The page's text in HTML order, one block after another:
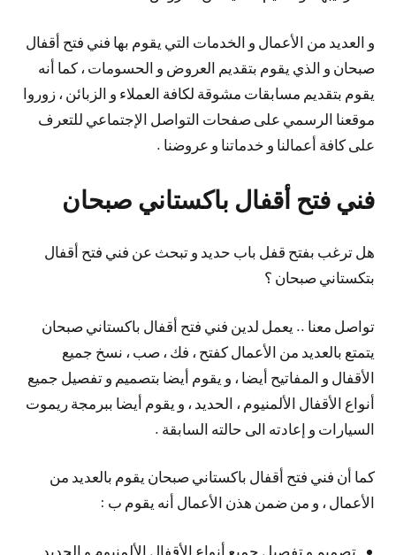
و العديد من الأعمال و الخدمات التي يقوم بها فني فتح أقفال
صبحان و الذي يقوم بتقديم العروض و الحسومات ، كما أنه
يقوم بتقديم مسابقات مشوقة لكافة العملاء و الزبائن ، زوروا
موقعنا الرسمي على صفحات التواصل الإجتماعي للتعرف
على كافة أعمالنا و خدماتنا و عروضنا .
فني فتح أقفال باكستاني صبحان
هل ترغب بفتح قفل باب حديد و تبحث عن فني فتح أقفال
بتكستاني صبحان ؟
تواصل معنا .. يعمل لدين فني فتح أقفال باكستاني صبحان
يتمتع بالعديد من الأعمال كفتح ، فك ، صب ، نسخ جميع
الأقفال و المفاتيح أيضا ، و يقوم أيضا بتصميم و تفصيل جميع
أنواع الأقفال الألمنيوم ، الحديد ، و يقوم أيضا ببرمجة ريموت
السيارات و إعادته الى حالته السابقة .
كما أن فني فتح أقفال باكستاني صبحان يقوم بالعديد من
الأعمال ، و من ضمن هذن الأعمال أنه يقوم ب :
تصميم و تفصيل جميع أنواع الأقفال الألمنيوم و الحديد